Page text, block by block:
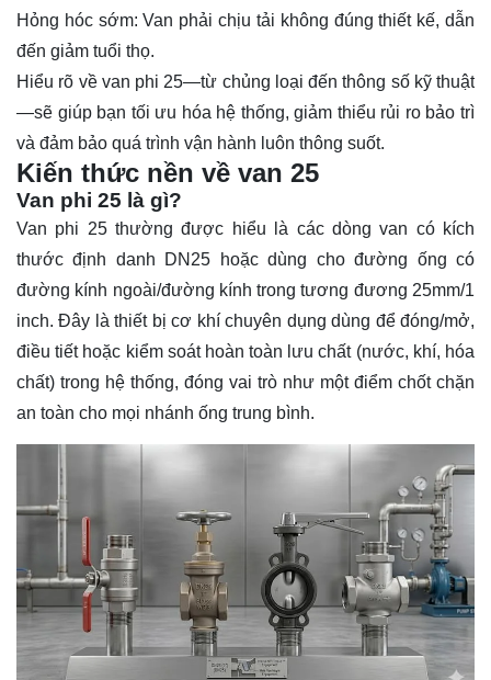
Hỏng hóc sớm: Van phải chịu tải không đúng thiết kế, dẫn
đến giảm tuổi thọ.
Hiểu rõ về van phi 25—từ chủng loại đến thông số kỹ thuật
—sẽ giúp bạn tối ưu hóa hệ thống, giảm thiểu rủi ro bảo trì
và đảm bảo quá trình vận hành luôn thông suốt.
Kiến thức nền về van 25
Van phi 25 là gì?
Van phi 25 thường được hiểu là các dòng van có kích
thước định danh DN25 hoặc dùng cho đường ống có
đường kính ngoài/đường kính trong tương đương 25mm/1
inch. Đây là thiết bị cơ khí chuyên dụng dùng để đóng/mở,
điều tiết hoặc kiểm soát hoàn toàn lưu chất (nước, khí, hóa
chất) trong hệ thống, đóng vai trò như một điểm chốt chặn
an toàn cho mọi nhánh ống trung bình.